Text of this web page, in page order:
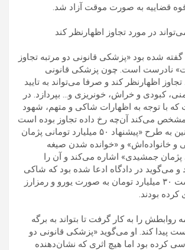
قوه قضاییه به صورت موقت آزاد شد.
در مورد تجاوز اظهارنظر کند
شده بود «پزشکی قانونی دو مرتبه تجاوز
نادرست است. چون پزشکی قانونی
اظهارنظر کند و صرفا می‌تواند به تایید
کبودی و خراش، خونریزی و… بپردازد. در
که با توجه به اظهارات شاکی و متهم، شهود
می‌کند آن‌چه رخ داده تجاوز بوده است
یا نه. لقایی همچنین به طرح «پیشنهاد ۵۰ میلیارد تومانی پژمان
خانواده‌اش» و «خوانده شدن صیغه
جمشیدی» اشاره می‌کند و آن را
می‌گوید در دادگاه ادعا شده بود که شاکی
و مادرش درخواست ۳۰ میلیارد تومان به صورت یورو و رمزارز
بودند.
روابطش را به کار گرفت تا بتواند به برگه
پیدا کند. او می‌گوید «پزشکی قانونی دو
کرده بود اما هیچ اثری که نشان‌دهنده